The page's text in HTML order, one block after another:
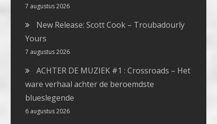
7 augustus 2026
New Release: Scott Cook – Troubadourly
Yours
7 augustus 2026
ACHTER DE MUZIEK #1 : Crossroads – Het
ware verhaal achter de beroemdste
blueslegende
6 augustus 2026